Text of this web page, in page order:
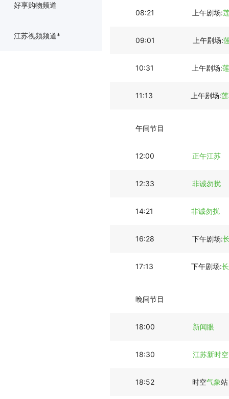
好享购物频道
江苏视频频道*
08:21 上午剧场:
09:01 上午剧场:
10:31 上午剧场:
11:13 上午剧场:
午间节目
12:00 正午江苏
12:33 非诚勿扰
14:21 非诚勿扰
16:28 下午剧场:
17:13 下午剧场:
晚间节目
18:00 新闻眼
18:30 江苏新时空
18:52 时空气象站